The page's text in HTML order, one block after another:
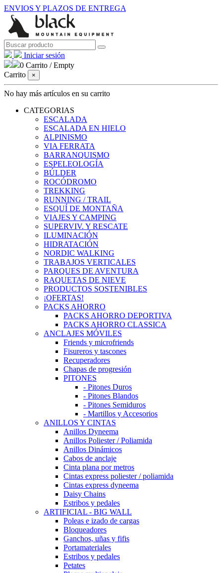
ENVIOS Y PLAZOS DE ENTREGA
Iniciar sesión
0 Carrito /Empty
Carrito
×
No hay más artículos en su carrito
CATEGORIAS
ESCALADA
ESCALADA EN HIELO
ALPINISMO
VIA FERRATA
BARRANQUISMO
ESPELEOLOGÍA
BÚLDER
ROCÓDROMO
TREKKING
RUNNING / TRAIL
ESQUÍ DE MONTAÑA
VIAJES Y CAMPING
SUPERVIV. Y RESCATE
ILUMINACIÓN
HIDRATACIÓN
NORDIC WALKING
TRABAJOS VERTICALES
PARQUES DE AVENTURA
RAQUETAS DE NIEVE
PRODUCTOS SOSTENIBLES
¡OFERTAS!
PACKS AHORRO
PACKS AHORRO DEPORTIVA
PACKS AHORRO CLASSICA
ANCLAJES MÓVILES
Friends y microfriends
Fisureros y tascones
Recuperadores
Chapas de progresión
PITONES
- Pitones Duros
- Pitones Blandos
- Pitones Semiduros
- Martillos y Accesorios
ANILLOS Y CINTAS
Anillos Dyneema
Anillos Poliester / Poliamida
Anillos Dinámicos
Cabos de anclaje
Cinta plana por metros
Cintas express poliester / poliamida
Cintas express dyneema
Daisy Chains
Estribos y pedales
ARTIFICIAL - BIG WALL
Poleas e izado de cargas
Bloqueadores
Ganchos, uñas y fifis
Portamateriales
Estribos y pedales
Petates